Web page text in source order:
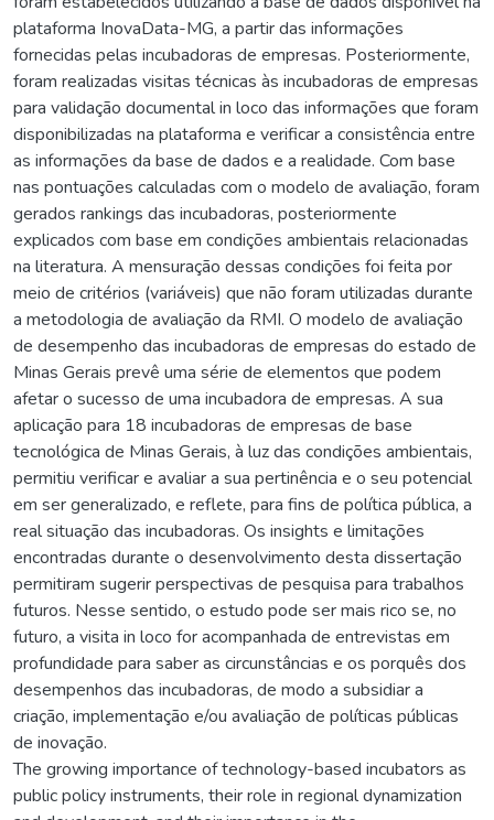
plataforma InovaData-MG, a partir das informações
fornecidas pelas incubadoras de empresas. Posteriormente,
foram realizadas visitas técnicas às incubadoras de empresas
para validação documental in loco das informações que foram
disponibilizadas na plataforma e verificar a consistência entre
as informações da base de dados e a realidade. Com base
nas pontuações calculadas com o modelo de avaliação, foram
gerados rankings das incubadoras, posteriormente
explicados com base em condições ambientais relacionadas
na literatura. A mensuração dessas condições foi feita por
meio de critérios (variáveis) que não foram utilizadas durante
a metodologia de avaliação da RMI. O modelo de avaliação
de desempenho das incubadoras de empresas do estado de
Minas Gerais prevê uma série de elementos que podem
afetar o sucesso de uma incubadora de empresas. A sua
aplicação para 18 incubadoras de empresas de base
tecnológica de Minas Gerais, à luz das condições ambientais,
permitiu verificar e avaliar a sua pertinência e o seu potencial
em ser generalizado, e reflete, para fins de política pública, a
real situação das incubadoras. Os insights e limitações
encontradas durante o desenvolvimento desta dissertação
permitiram sugerir perspectivas de pesquisa para trabalhos
futuros. Nesse sentido, o estudo pode ser mais rico se, no
futuro, a visita in loco for acompanhada de entrevistas em
profundidade para saber as circunstâncias e os porquês dos
desempenhos das incubadoras, de modo a subsidiar a
criação, implementação e/ou avaliação de políticas públicas
de inovação.
The growing importance of technology-based incubators as
public policy instruments, their role in regional dynamization